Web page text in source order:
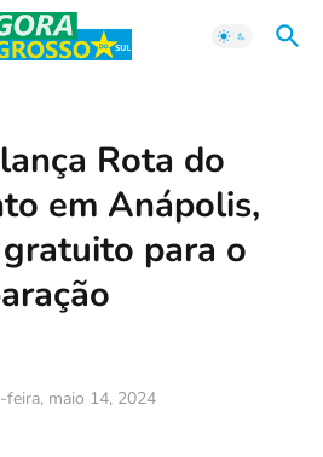
Rota do
em Anápolis,
para o
feira, maio 14, 2024